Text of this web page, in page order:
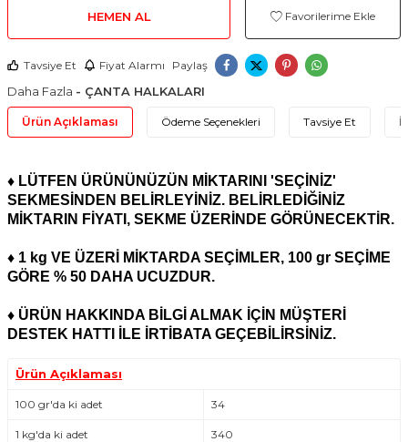
HEMEN AL Favorilerime Ekle
Tavsiye Et Fiyat Alarmı Paylaş
Daha Fazla - ÇANTA HALKALARI
Ürün Açıklaması Ödeme Seçenekleri Tavsiye Et
♦ LÜTFEN ÜRÜNÜNÜZÜN MİKTARINI 'SEÇİNİZ'
SEKMESİNDEN BELİRLEYİNİZ. BELİRLEDİĞİNİZ
MİKTARIN FİYATI, SEKME ÜZERİNDE GÖRÜNECEKTİR.
♦ 1 kg VE ÜZERİ MİKTARDA SEÇİMLER, 100 gr SEÇİME
GÖRE % 50 DAHA UCUZDUR.
♦ ÜRÜN HAKKINDA BİLGİ ALMAK İÇİN MÜŞTERİ
DESTEK HATTI İLE İRTİBATA GEÇEBİLİRSİNİZ.
Ürün Açıklaması
100 gr′da ki adet 34
1 kg'da ki adet 340